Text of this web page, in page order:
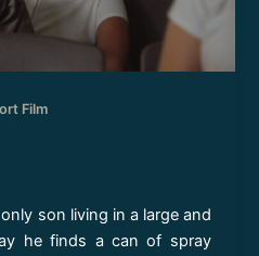
Film
son living in a large and
he finds a can of spray